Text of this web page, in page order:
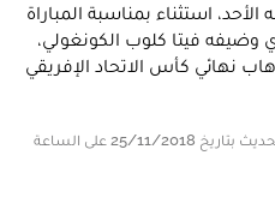
استثناء بمناسبة المباراة
وضيفه فيتا كلوب الكونغولي،
نهائي كأس الاتحاد الإفريقي
في 25/11/2018 على الساعة 16:48, تحديث بتاريخ 25/11/2018 على الساعة